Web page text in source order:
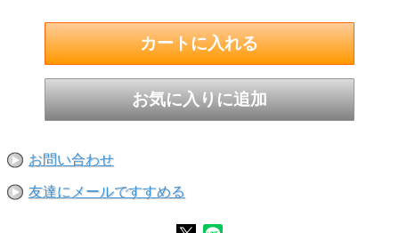
お問い合わせ
友達にメールですすめる